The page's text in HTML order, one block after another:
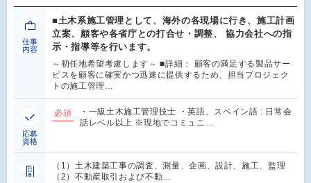
仕事
内容
■土木系施工管理として、海外の各現場に行き、施工計画
立案、顧客や各省庁との打合せ・調整、 協力会社への指
示・指導等を行います。
～初任地希望考慮します～ ■詳細： 顧客の満足する製品サー
ビスを顧客に確実かつ迅速に提供するため、担当プロジェク
トの施工管理…
応募
資格
必須
・一級土木施工管理技士 ・英語、スペイン語 : 日常会
話レベル以上 ※現地でコミュニ…
（1）土木建築工事の調査、測量、企画、設計、施工、監理
（2）不動産取引および不動…